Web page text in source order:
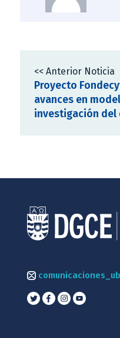
<< Anterior Noticia
Proyecto
avances en
investigación del